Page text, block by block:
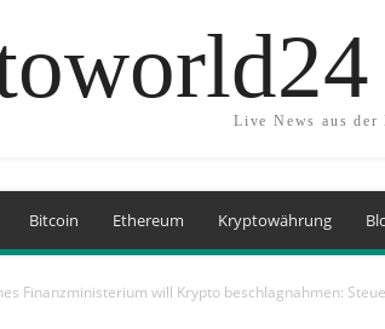
Live News aus
Bitcoin Ethereum Kryptowährung
Finanzministerium will Krypto beschlagnahmen: